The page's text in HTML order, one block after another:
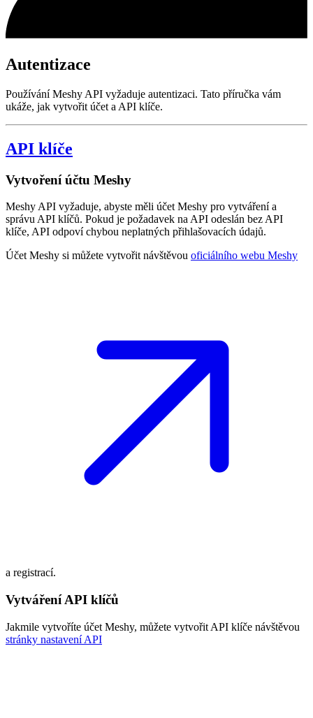
Autentizace
Používání Meshy API vyžaduje autentizaci. Tato příručka vám
ukáže, jak vytvořit účet a API klíče.
API klíče
Vytvoření účtu Meshy
Meshy API vyžaduje, abyste měli účet Meshy pro vytváření a
správu API klíčů. Pokud je požadavek na API odeslán bez API
klíče, API odpoví chybou neplatných přihlašovacích údajů.
Účet Meshy si můžete vytvořit návštěvou oficiálního webu Meshy
a registrací.
Vytváření API klíčů
Jakmile vytvoříte účet Meshy, můžete vytvořit API klíče návštěvou
stránky nastavení API